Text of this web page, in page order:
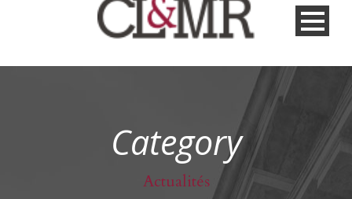
Category
Actualités